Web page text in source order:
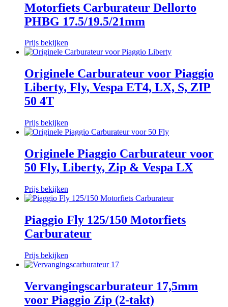
Motorfiets Carburateur Dellorto
PHBG 17.5/19.5/21mm
Prijs bekijken
Originele Carburateur voor Piaggio
Liberty, Fly, Vespa ET4, LX, S, ZIP
50 4T
Prijs bekijken
Originele Piaggio Carburateur voor
50 Fly, Liberty, Zip & Vespa LX
Prijs bekijken
Piaggio Fly 125/150 Motorfiets
Carburateur
Prijs bekijken
Vervangingscarburateur 17,5mm
voor Piaggio Zip (2-takt)